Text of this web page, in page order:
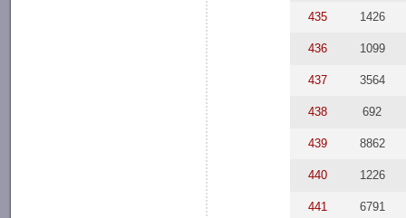
435 1426
436 1099
437 3564
438 692
439 8862
440 1226
441 6791